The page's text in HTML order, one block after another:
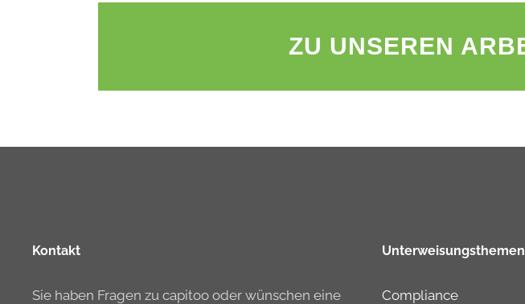
ZU UNSEREN
Kontakt
Sie haben Fragen zu capitoo oder wünschen eine
Unterweisungsthemen
Compliance